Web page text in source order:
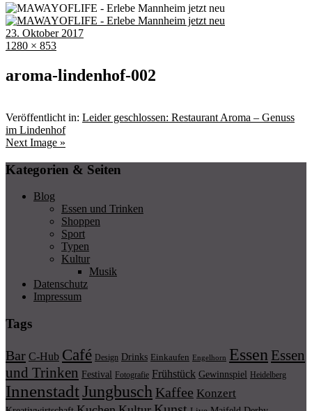
23. Oktober 2017
1280 × 853
aroma-lindenhof-002
Veröffentlicht in: Leider geschlossen: Restaurant Aroma – Genuss
im Lindenhof
Next Image »
Kategorien & Seiten
Blog
Essen und Trinken
Shoppen
Sport
Typen
Kultur
Musik
Datenschutz
Impressum
Tags
Bar C-Hub Café Design Drinks Einkaufen Engelhorn Essen Essen
und Trinken Festival Fotografie Frühstück Gewinnspiel Heidelberg
InnenstadtJungbusch Kaffee Konzert